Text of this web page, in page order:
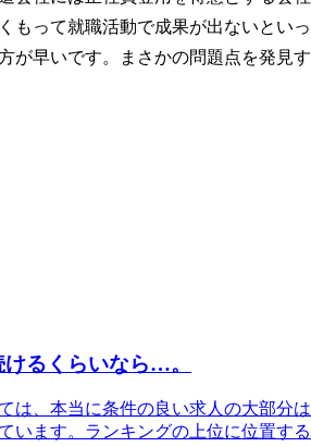
もって就職活動で成果が出ないとい
が早いです。まさかの問題点を発見す
るくらいなら…。
は、本当に条件の良い求人の大部分
います。ランキングの上位に位置す